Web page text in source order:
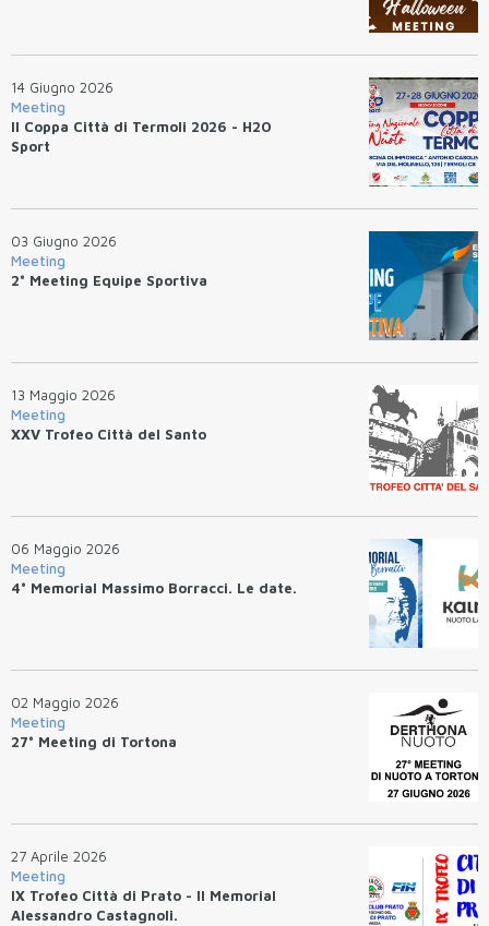
14 Giugno 2026
Meeting
II Coppa Città di Termoli 2026 - H2O
Sport
03 Giugno 2026
Meeting
2° Meeting Equipe Sportiva
13 Maggio 2026
Meeting
XXV Trofeo Città del Santo
06 Maggio 2026
Meeting
4° Memorial Massimo Borracci. Le date.
02 Maggio 2026
Meeting
27° Meeting di Tortona
27 Aprile 2026
Meeting
IX Trofeo Città di Prato - II Memorial
Alessandro Castagnoli.